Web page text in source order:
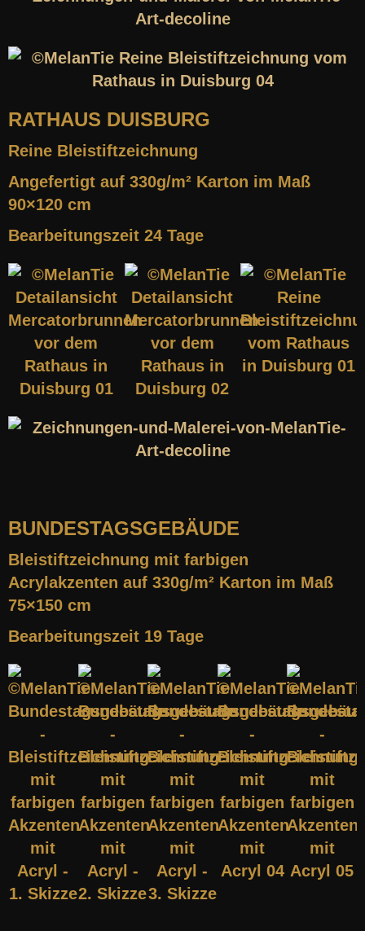
RATHAUS DUISBURG
Reine Bleistiftzeichnung
Angefertigt auf 330g/m² Karton im Maß
90×120 cm
Bearbeitungszeit 24 Tage
BUNDESTAGSGEBÄUDE
Bleistiftzeichnung mit farbigen
Acrylakzenten auf 330g/m² Karton im Maß
75×150 cm
Bearbeitungszeit 19 Tage